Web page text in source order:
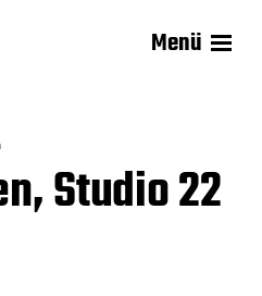
Menü
Studio 22